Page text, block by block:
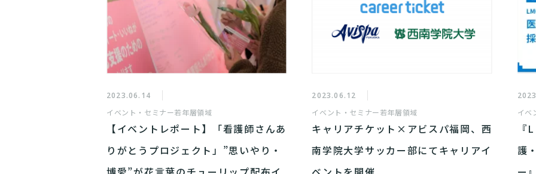
2023.06.14
イベント・セミナー若年層領域
【イベントレポート】「看護師さんあ
りがとうプロジェクト」”思いやり・
2023.06.12
イベント・セミナー若年層領域
キャリアチケット×アビスパ福岡、西
南学院大学サッカー部にてキャリアイ
イベ
護